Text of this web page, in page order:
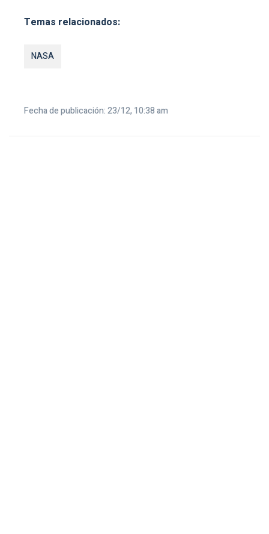
Temas relacionados:
NASA
Fecha de publicación: 23/12, 10:38 am